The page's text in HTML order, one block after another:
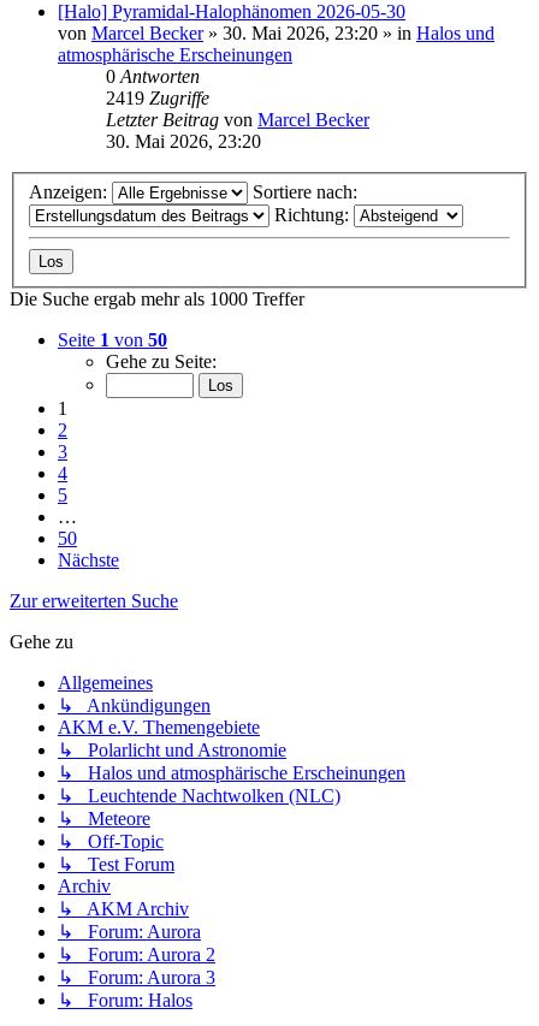
[Halo] Pyramidal-Halophänomen 2026-05-30
von Marcel Becker» 30. Mai 2026, 23:20 » in Halos und
atmosphärische Erscheinungen
0 Antworten
2419 Zugriffe
Letzter Beitrag von Marcel Becker
30. Mai 2026, 23:20
Anzeigen:
Sortiere nach:
Richtung:
Die Suche ergab mehr als 1000 Treffer
Seite 1 von 50
Gehe zu Seite:
1
2
3
4
5
…
50
Nächste
Zur erweiterten Suche
Gehe zu
Allgemeines
↳ Ankündigungen
AKM e.V. Themengebiete
↳ Polarlicht und Astronomie
↳ Halos und atmosphärische Erscheinungen
↳ Leuchtende Nachtwolken (NLC)
↳ Meteore
↳ Off-Topic
↳ Test Forum
Archiv
↳ AKM Archiv
↳ Forum: Aurora
↳ Forum: Aurora 2
↳ Forum: Aurora 3
↳ Forum: Halos